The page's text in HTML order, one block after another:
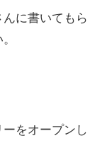
に書いてもら
をオープンし